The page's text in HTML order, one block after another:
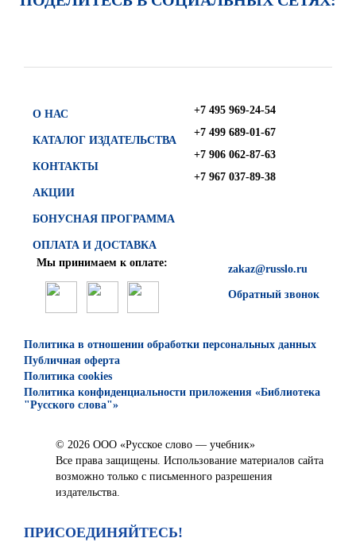
О НАС
КАТАЛОГ ИЗДАТЕЛЬСТВА
КОНТАКТЫ
АКЦИИ
БОНУСНАЯ ПРОГРАММА
ОПЛАТА И ДОСТАВКА
+7 495 969-24-54
+7 499 689-01-67
+7 906 062-87-63
+7 967 037-89-38
zakaz@russlo.ru
Обратный звонок
Мы принимаем к оплате:
Политика в отношении обработки персональных данных
Публичная оферта
Политика cookies
Политика конфиденциальности приложения «Библиотека
"Русского слова"»
© 2026 ООО «Русское слово — учебник»
Все права защищены. Использование материалов сайта
возможно только с письменного разрешения
издательства.
ПРИСОЕДИНЯЙТЕСЬ!